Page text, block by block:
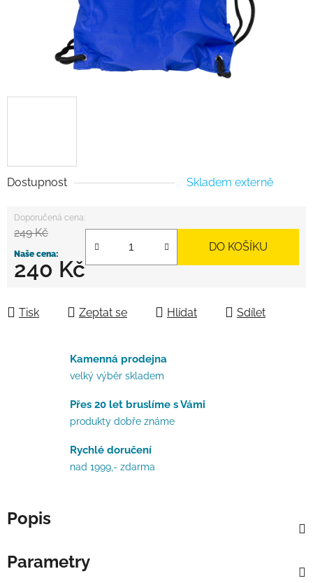
Dostupnost Skladem externě
249 Kč
240 Kč
DO KOŠÍKU
Tisk Zeptat se Hlídat Sdílet
Kamenná prodejna
velký výběr skladem
Přes 20 let bruslíme s Vámi
produkty dobře známe
Rychlé doručení
nad 1999,- zdarma
Popis
Parametry